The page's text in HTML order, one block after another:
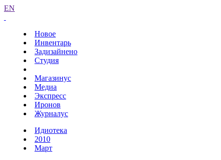
EN
Новое
Инвентарь
Задизайнено
Студия
Магазинус
Медиа
Экспресс
Иронов
Журналус
Идиотека
2010
Март